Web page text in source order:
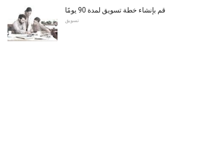
قم بإنشاء خطة تسويق لمدة 90 يومًا
تسويق